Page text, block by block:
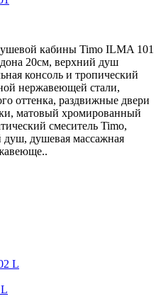
кабины Timo ILMA 101
20см, верхний душ
консоль и тропический
нержавеющей стали,
оттенка, раздвижные двери
матовый хромированный
смеситель Timo,
душ, душевая массажная